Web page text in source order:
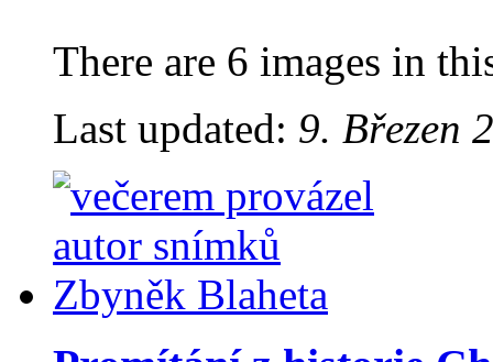
There are 6 images in
Last updated: 9. Březen